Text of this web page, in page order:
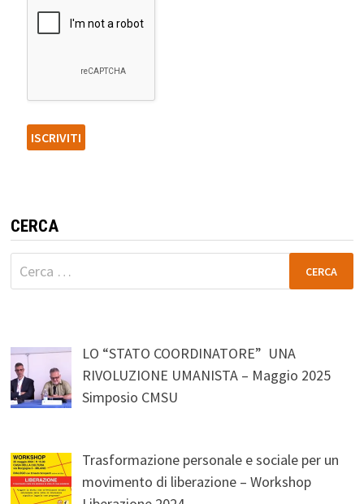
CERCA
Ricerca
per:
LO “STATO COORDINATORE” UNA
RIVOLUZIONE UMANISTA – Maggio 2025
Simposio CMSU
Trasformazione personale e sociale per un
movimento di liberazione – Workshop